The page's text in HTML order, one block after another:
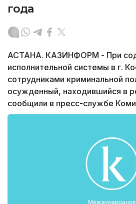
года
АСТАНА. КАЗИНФОРМ - При
исполнительной системы в г.
сотрудниками криминальной
осужденный, находившийся в
сообщили в пресс-службе